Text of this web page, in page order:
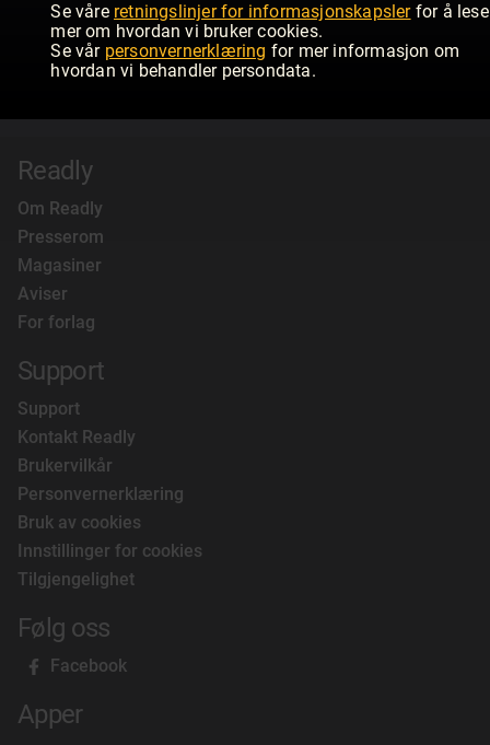
Se våre retningslinjer for informasjonskapslerfor å lese
mer om hvordan vi bruker cookies.
Se vår personvernerklæring for mer informasjon om
hvordan vi behandler persondata.
Readly
Om Readly
Presserom
Magasiner
Aviser
For forlag
Support
Support
Kontakt Readly
Brukervilkår
Personvernerklæring
Bruk av cookies
Innstillinger for cookies
Tilgjengelighet
Følg oss
Facebook
Apper